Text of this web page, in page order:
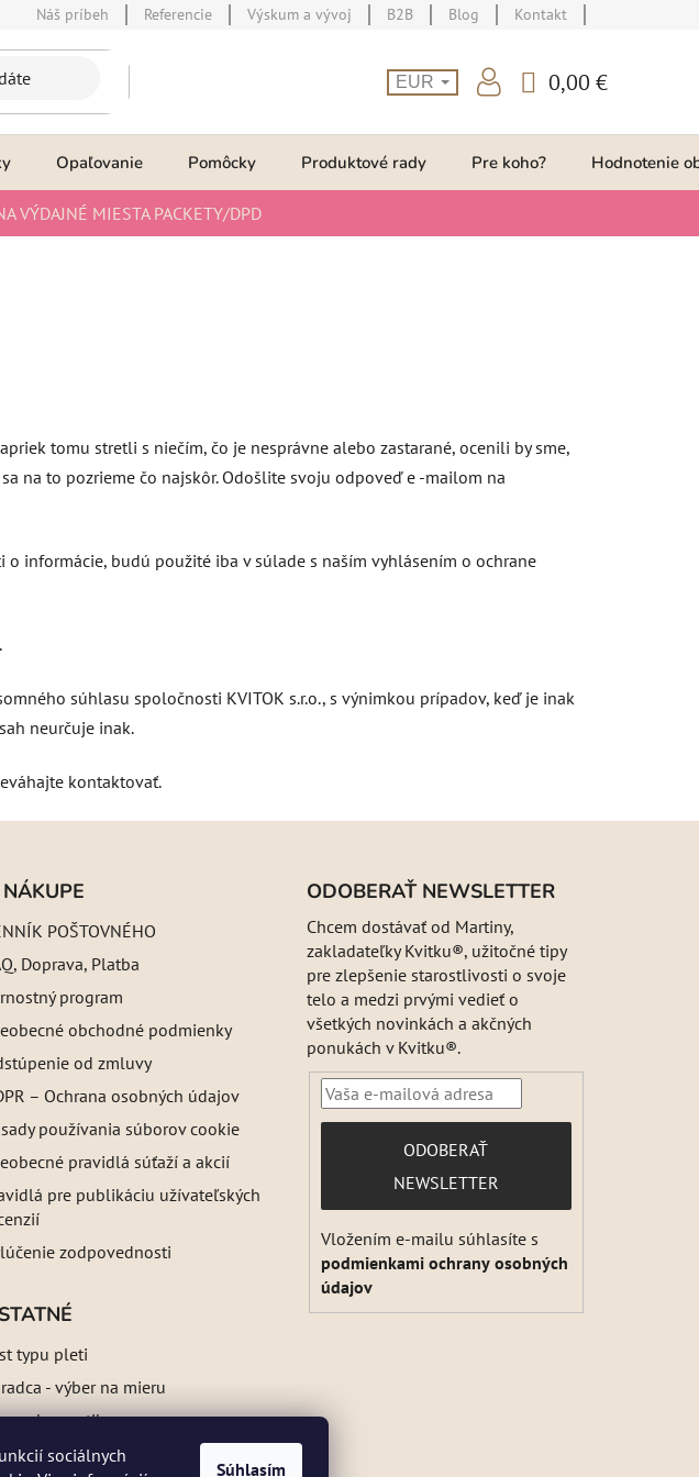
sociálnych
Súhlasím
Náš príbeh Referencie Výskum a vývoj B2B Blog Kontakt
EUR
KOŠÍK
0,00 €
Opaľovanie Pomôcky Produktové rady Pre koho? Hodnotenie
VÝDAJNÉ MIESTA PACKETY/DPD
tomu stretli s niečím, čo je nesprávne alebo zastarané, ocenili by sme,
na to pozrieme čo najskôr. Odošlite svoju odpoveď e -mailom na
informácie, budú použité iba v súlade s naším vyhlásením o ochrane
súhlasu spoločnosti KVITOK s.r.o., s výnimkou prípadov, keď je inak
neurčuje inak.
kontaktovať.
POŠTOVNÉHO
Doprava, Platba
program
obchodné podmienky
od zmluvy
– Ochrana osobných údajov
používania súborov cookie
pravidlá súťaží a akcií
pre publikáciu užívateľských
zodpovednosti
typu pleti
- výber na mieru
o kozmetike
ODOBERAŤ NEWSLETTER
Chcem dostávať od Martiny,
zakladateľky Kvitku®, užitočné tipy
pre zlepšenie starostlivosti o svoje
telo a medzi prvými vedieť o
všetkých novinkách a akčných
ponukách v Kvitku®.
PRIHLÁSIŤ
SA
ODOBERAŤ
NEWSLETTER
Vložením e-mailu súhlasíte s
podmienkami ochrany osobných
údajov